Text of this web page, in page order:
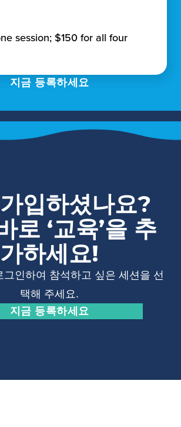
session; $150 for all four
지금 등록하세요
입하셨나요?
로 ‘교육’을 추
가하세요!
그인하여 참석하고 싶은 세션을 선
택해 주세요.
지금 등록하세요